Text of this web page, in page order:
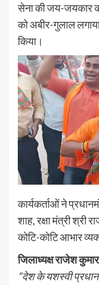
सेना की जय-जयकार
को अबीर-गुलाल
किया।
कार्यकर्ताओं ने
शाह, रक्षा मंत्री श्री
कोटि-कोटि आभार
जिलाध्यक्ष राजेश कुमार
“देश के यशस्वी